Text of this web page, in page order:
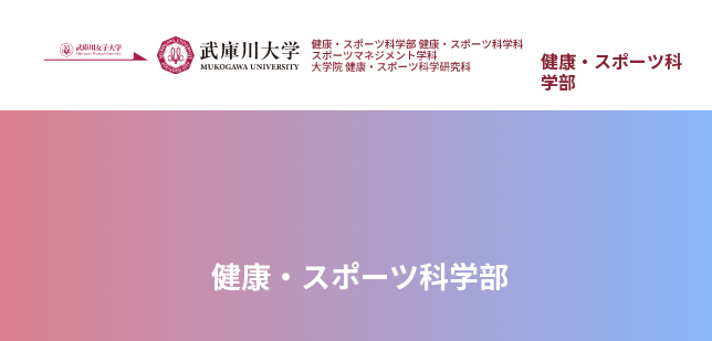
健康・スポーツ科
学部
健康・スポーツ科学部